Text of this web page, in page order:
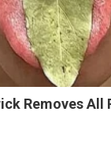
Removes All